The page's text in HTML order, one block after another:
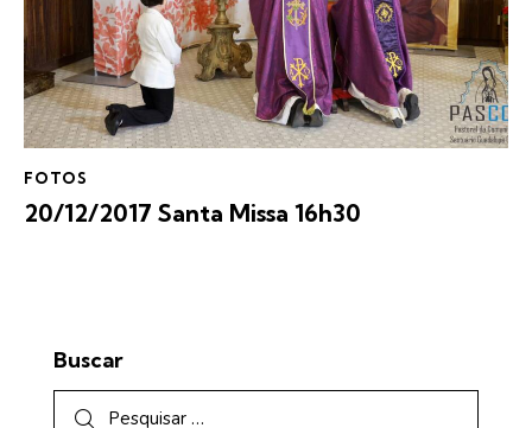
FOTOS
20/12/2017 Santa Missa 16h30
Buscar